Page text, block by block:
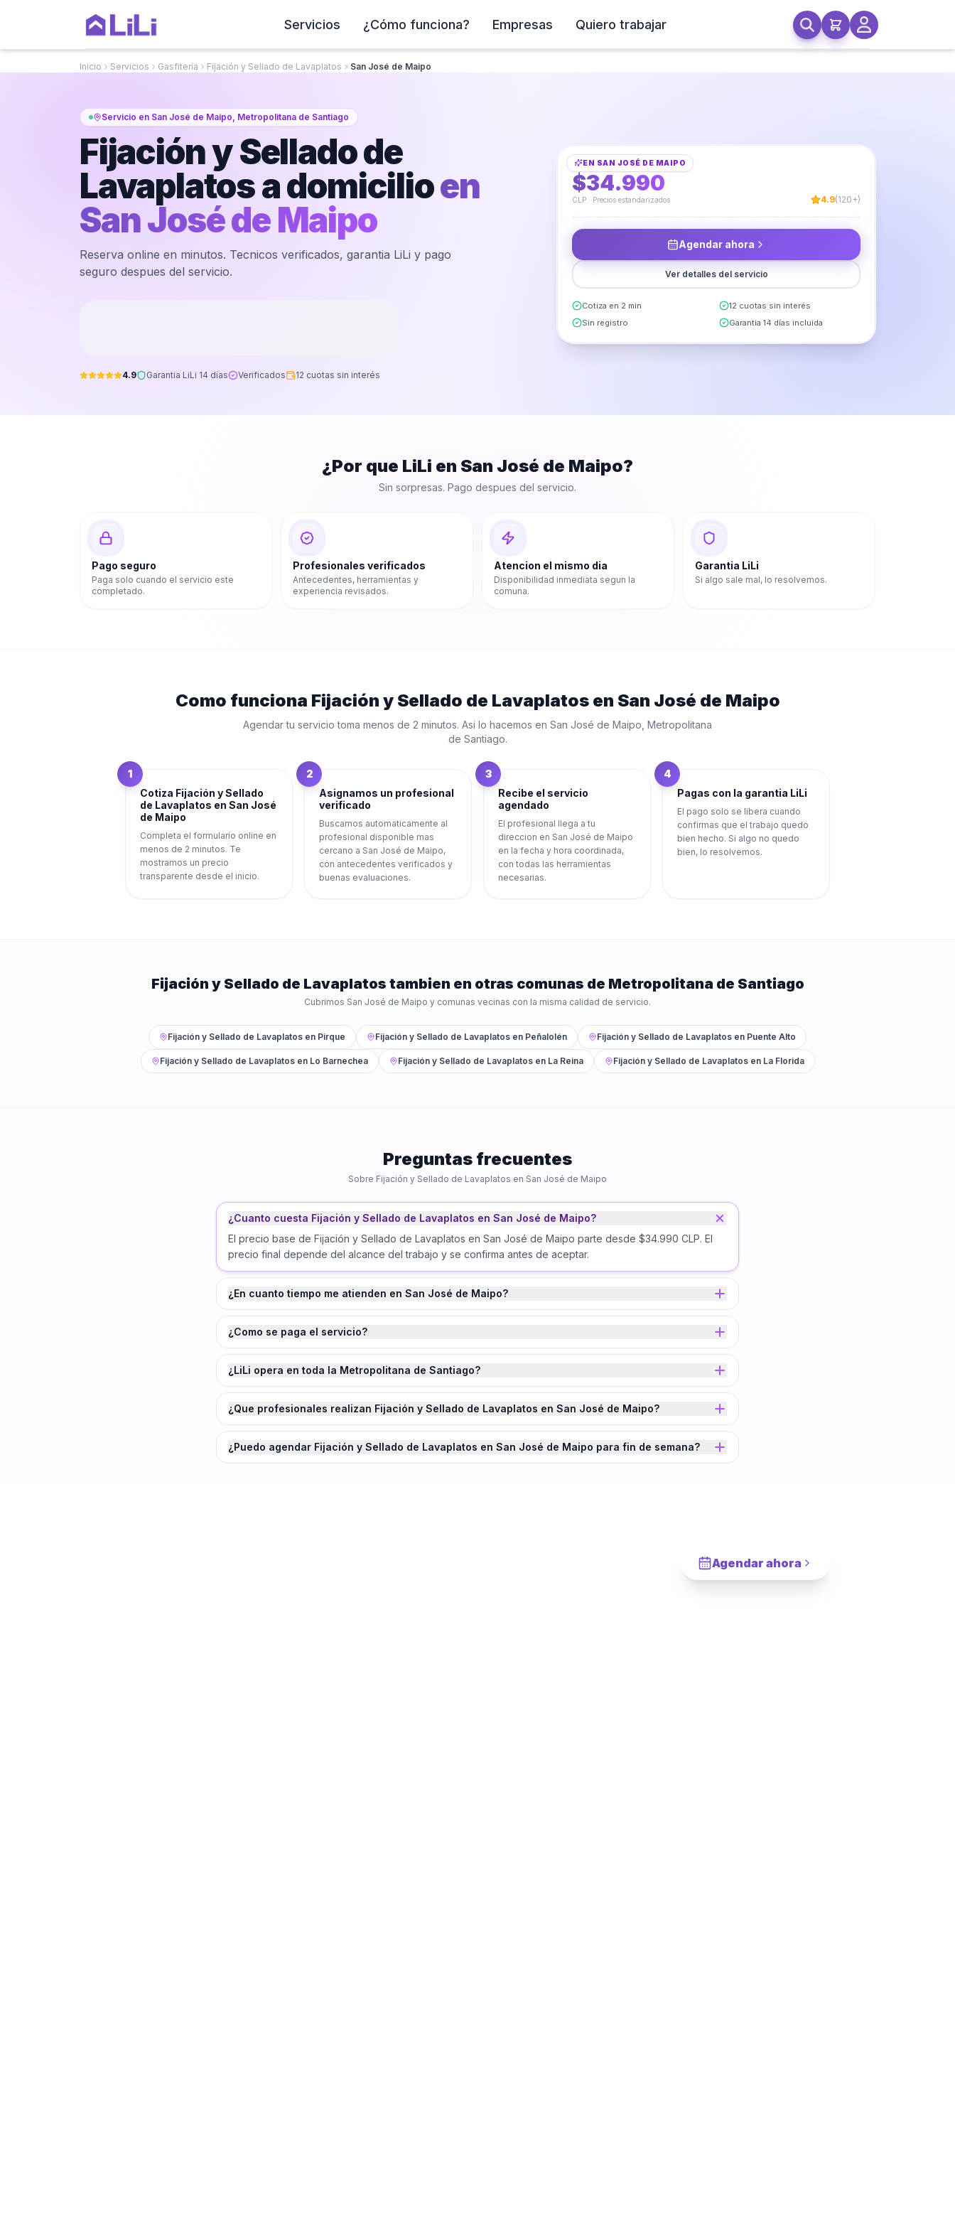
Servicios ¿Cómo funciona? Empresas Quiero trabajar
Inicio Servicios Gasfitería Fijación y Sellado de Lavaplatos San José de Maipo
Servicio en San José de Maipo, Metropolitana de Santiago
Fijación y Sellado de
Lavaplatos a domicilioen
San José de Maipo
Reserva online en minutos. Tecnicos verificados, garantia LiLi y pago
seguro despues del servicio.
4.9 Garantia LiLi 14 días Verificados 12 cuotas sin interés
EN SAN JOSÉ DE MAIPO
DESDE
$34.990
CLP · Precios estandarizados 4.9(120+)
Agendar ahora
Ver detalles del servicio
Cotiza en 2 min
12 cuotas sin interés
Sin registro
Garantia 14 días incluida
¿Por que LiLi en San José de Maipo?
Sin sorpresas. Pago despues del servicio.
Pago seguro
Paga solo cuando el servicio este
completado.
Profesionales verificados
Antecedentes, herramientas y
experiencia revisados.
Atencion el mismo dia
Disponibilidad inmediata segun la
comuna.
Garantia LiLi
Si algo sale mal, lo resolvemos.
Como funciona Fijación y Sellado de Lavaplatosen San José de Maipo
Agendar tu servicio toma menos de 2 minutos. Asi lo hacemos en San José de Maipo Metropolitana
de Santiago.
1
Cotiza Fijación y Sellado
de Lavaplatos en San José
de Maipo
Completa el formulario online en
menos de 2 minutos. Te
mostramos un precio
transparente desde el inicio.
2
Asignamos un profesional
verificado
Buscamos automaticamente al
profesional disponible mas
cercano a San José de Maipo,
con antecedentes verificados y
buenas evaluaciones.
3
Recibe el servicio
agendado
El profesional llega a tu
direccion en San José de Maipo
en la fecha y hora coordinada,
con todas las herramientas
necesarias.
4
Pagas con la garantia LiLi
El pago solo se libera cuando
confirmas que el trabajo quedo
bien hecho. Si algo no quedo
bien, lo resolvemos.
Fijación y Sellado de Lavaplatos tambien en otras comunas de Metropolitana de Santiago
Cubrimos San José de Maipo y comunas vecinas con la misma calidad de servicio.
Fijación y Sellado de Lavaplatos en Pirque Fijación y Sellado de Lavaplatos en Peñalolén Fijación y Sellado de Lavaplatos en Puente Alto
Fijación y Sellado de Lavaplatosen Lo Barnechea Fijación y Sellado de Lavaplatosen La Reina Fijación y Sellado de Lavaplatosen La Florida
Preguntas frecuentes
Sobre Fijación y Sellado de Lavaplatos en San José de Maipo
¿Cuanto cuesta Fijación y Sellado de Lavaplatos en San José de Maipo?
El precio base de Fijación y Sellado de Lavaplatos en San José de Maipo parte desde $34.990 CLP. El
precio final depende del alcance del trabajo y se confirma antes de aceptar.
¿En cuanto tiempo me atienden en San José de Maipo?
¿Como se paga el servicio?
¿LiLi opera en toda la Metropolitana de Santiago?
¿Que profesionales realizan Fijación y Sellado de Lavaplatos en San José de Maipo?
¿Puedo agendar Fijación y Sellado de Lavaplatos en San José de Maipo para fin de semana?
Agendar ahora